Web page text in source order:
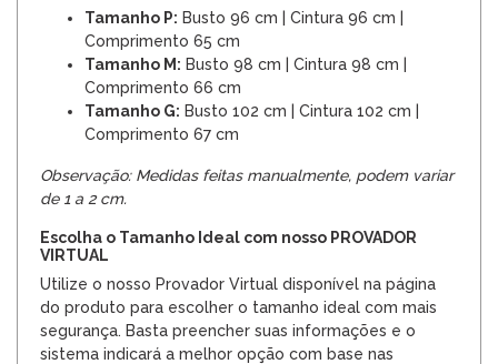
Tamanho P: Busto 96 cm | Cintura 96 cm |
Comprimento 65 cm
Tamanho M: Busto 98 cm | Cintura 98 cm |
Comprimento 66 cm
Tamanho G: Busto 102 cm | Cintura 102 cm |
Comprimento 67 cm
Observação: Medidas feitas manualmente, podem variar
de 1 a 2 cm.
Escolha o Tamanho Ideal com nosso PROVADOR
VIRTUAL
Utilize o nosso Provador Virtual disponível na página
do produto para escolher o tamanho ideal com mais
segurança. Basta preencher suas informações e o
sistema indicará a melhor opção com base nas